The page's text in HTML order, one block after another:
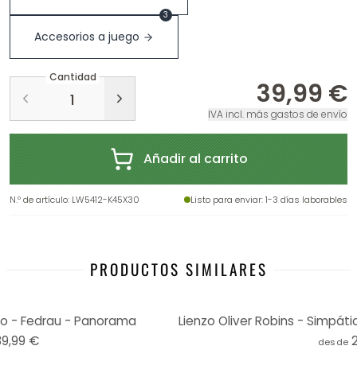
Accesorios a juego
3
Cantidad
39,99 €
IVA incl. más gastos de envío
Añadir al carrito
N.º de artículo: LW5412-K45X30 Listo para enviar: 1-3 días laborables
PRODUCTOS SIMILARES
- Fedrau - Panorama
€
desde